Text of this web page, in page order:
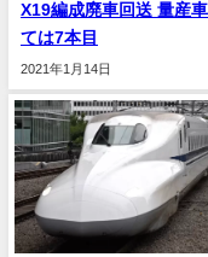
X19編成廃車回送 量産
ては7本目
2021年1月14日